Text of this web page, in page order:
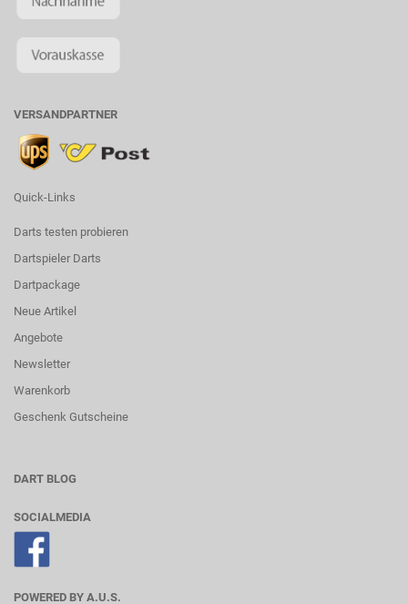
VERSANDPARTNER
Quick-Links
Darts testen probieren
Dartspieler Darts
Dartpackage
Neue Artikel
Angebote
Newsletter
Warenkorb
Geschenk Gutscheine
DART BLOG
SOCIALMEDIA
POWERED BY A.U.S.